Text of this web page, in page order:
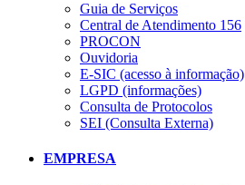
Guia de Serviços
Central de Atendimento 156
PROCON
Ouvidoria
E-SIC (acesso à informação)
LGPD (informações)
Consulta de Protocolos
SEI (Consulta Externa)
EMPRESA